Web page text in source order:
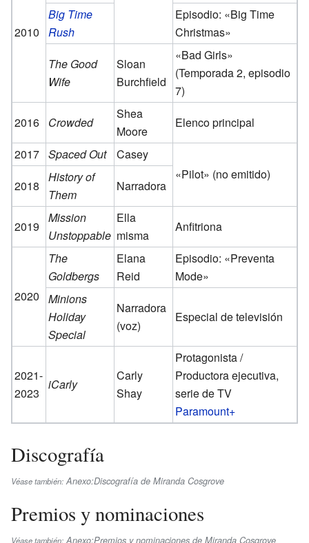
2010
Big Time
Rush
Episodio: «Big Time
Christmas»
The Good
Wife
Sloan
Burchfield
«Bad Girls»
(Temporada 2, episodio
7)
2016
Crowded
Shea
Moore
Elenco principal
2017 Spaced Out
Casey
«Pilot» (no emitido)
2018
History of
Them
Narradora
2019
Mission
Unstoppable
Ella
misma
Anfitriona
2020
The
Goldbergs
Elana
Reid
Episodio: «Preventa
Mode»
Minions
Holiday
Special
Narradora
(voz)
Especial de televisión
2021-
2023
iCarly
Carly
Shay
Protagonista /
Productora ejecutiva,
serie de TV
Paramount+
Discografía
Véase también: Anexo:Discografía de Miranda Cosgrove
Premios y nominaciones
Véase también: Anexo:Premios y nominaciones de Miranda Cosgrove